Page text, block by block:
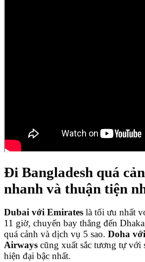
Đi Bangladesh quá
nhanh và thuận tiện
Dubai với Emirates là tối ưu nhất
11 giờ, chuyến bay thẳng đến
quá cảnh và dịch vụ 5 sao. Doha
Airways cũng xuất sắc tương tự với
hiện đại bậc nhất.